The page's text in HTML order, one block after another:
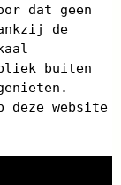
dat geen
de
buiten
deze website